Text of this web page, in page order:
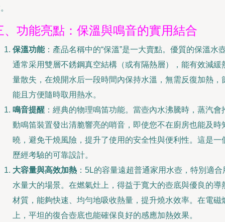
、功能亮點：保溫與鳴音的實用結合
保溫功能：產品名稱中的“保溫”是一大賣點。優質的保溫水
通常采用雙層不銹鋼真空結構（或有隔熱層），能有效減緩
量散失，在燒開水后一段時間內保持水溫，無需反復加熱，
能且方便隨時取用熱水。
鳴音提醒 ：經典的物理鳴笛功能。當壺內水沸騰時，蒸汽會
動鳴笛裝置發出清脆響亮的哨音，即使您不在廚房也能及時
曉，避免干燒風險，提升了使用的安全性與便利性。這是一
歷經考驗的可靠設計。
大容量與高效加熱 ：5L的容量遠超普通家用水壺，特別適合
水量大的場景。在燃氣灶上，得益于寬大的壺底與優良的導
材質，能夠快速、均勻地吸收熱量，提升燒水效率。在電磁
上，平坦的復合壺底也能確保良好的感應加熱效果。